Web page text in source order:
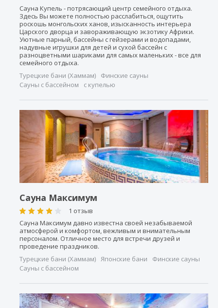
Сауна Купель - потрясающий центр семейного отдыха.
Здесь Вы можете полностью расслабиться, ощутить
роскошь монгольских ханов, изысканность интерьера
Царского дворца и завораживающую экзотику Африки.
Уютные парный, бассейны с гейзерами и водопадами,
надувные игрушки для детей и сухой бассейн с
разноцветными шариками для самых маленьких - все для
семейного отдыха.
Турецкие бани (Хаммам)
Финские сауны
Сауны с бассейном
с купелью
Сауна Максимум
1 отзыв
Сауна Максимум давно известна своей незабываемой
атмосферой и комфортом, вежливым и внимательным
персоналом. Отличное место для встречи друзей и
проведение праздников.
Турецкие бани (Хаммам) Японские бани
Финские сауны
Сауны с бассейном